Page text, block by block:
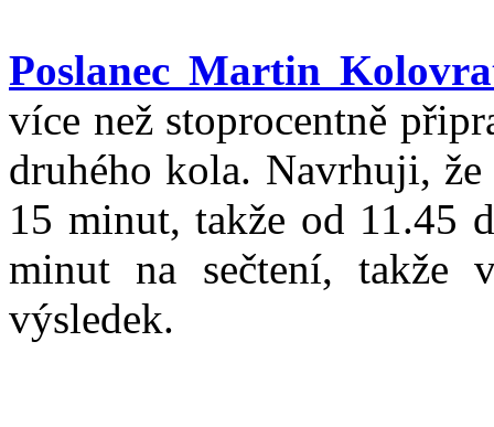
Poslanec Martin
více než stoprocentně
druhého kola. Navrhuji,
15 minut, takže od 11.45
minut na sečtení, takže
výsledek.